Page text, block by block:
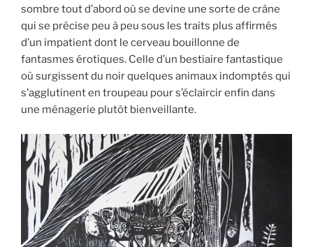
sombre tout d’abord où se devine une sorte de crâne
qui se précise peu à peu sous les traits plus affirmés
d’un impatient dont le cerveau bouillonne de
fantasmes érotiques. Celle d’un bestiaire fantastique
où surgissent du noir quelques animaux indomptés qui
s’agglutinent en troupeau pour s’éclaircir enfin dans
une ménagerie plutôt bienveillante.